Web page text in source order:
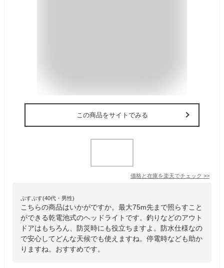
この商品をサイトでみる
価格と在庫を楽天でチェック >>
ぷすぷす(40代・男性)
こちらの商品はいかがですか。最大75m先まで照らすこと
ができる乾電池式のヘッドライトです。釣りなどのアウト
ドアはもちろん、防災時にも役立ちますよ。防水仕様なの
で安心してどんな天候でも使えますね。停電時なども助か
りますね。おすすめです。